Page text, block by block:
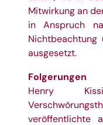
Mitwirkung an
in Anspruch
Nichtbeachtung
ausgesetzt.
Folgerungen
Henry